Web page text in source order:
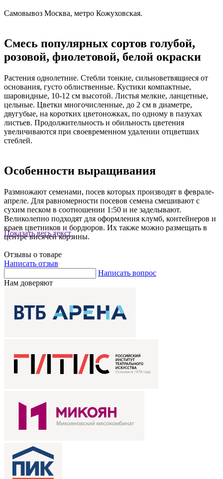
Показать весь текст
Самовывоз Москва, метро Кожуховская.
Смесь популярных сортов голубой,
розовой, фиолетовой, белой окраски
Растения однолетние. Стебли тонкие, сильноветвящиеся от
основания, густо облиственные. Кустики компактные,
шаровидные, 10-12 см высотой. Листья мелкие, ланцетные,
цельные. Цветки многочисленные, до 2 см в диаметре,
двугубые, на коротких цветоножках, по одному в пазухах
листьев. Продолжительность и обильность цветения
увеличиваются при своевременном удалении отцветших
стеблей.
Особенности выращивания
Размножают семенами, посев которых производят в феврале-
апреле. Для равномерности посевов семена смешивают с
сухим песком в соотношении 1:50 и не заделывают.
Великолепно подходят для оформления клумб, контейнеров и
краев цветников и бордюров. Их также можно размещать в
центре висячей корзины.
Отзывы о товаре
Написать отзыв
Написать вопрос
Нам доверяют